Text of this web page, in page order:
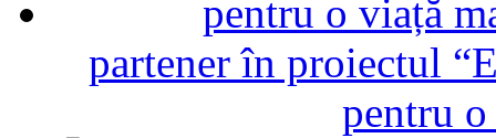
partener în proiectul
pentru